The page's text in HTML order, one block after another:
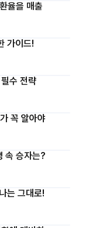
율을 매출
가이드!
수 전략
꼭 알아야
속 승자는?
는 그대로!